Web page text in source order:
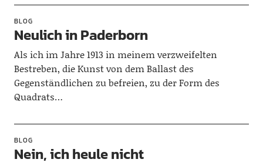
BLOG
Neulich in Paderborn
Als ich im Jahre 1913 in meinem verzweifelten
Bestreben, die Kunst von dem Ballast des
Gegenständlichen zu befreien, zu der Form des
Quadrats…
BLOG
Nein, ich heule nicht